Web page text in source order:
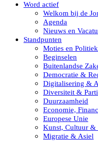
Word actief
Welkom bij de
Agenda
Nieuws en
Standpunten
Moties en
Beginselen
Buitenlandse
Democratie &
Digitalisering &
Diversiteit &
Duurzaamheid
Economie,
Europese Unie
Kunst, Cultuur &
Migratie & Asiel